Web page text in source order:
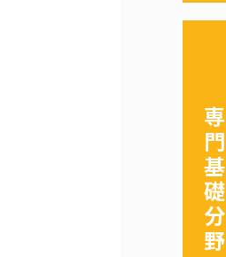
専
門
基
礎
分
野